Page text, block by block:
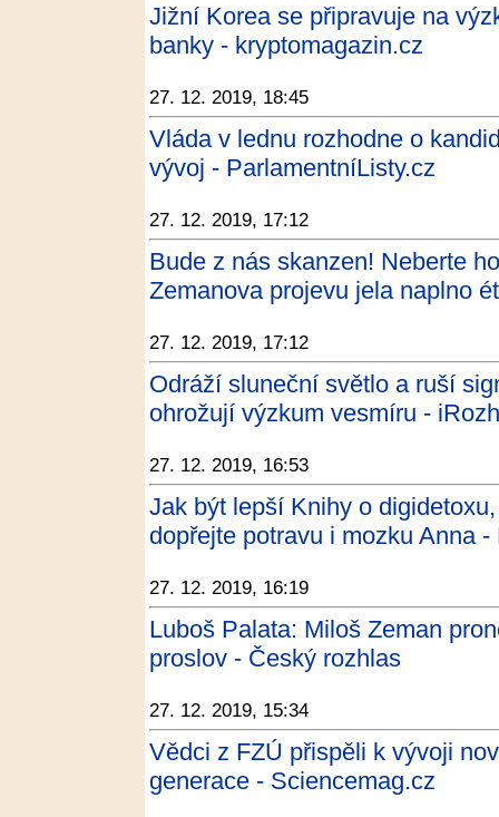
Jižní Korea se připravuje na
banky - kryptomagazin.cz
27. 12. 2019, 18:45
Vláda v lednu rozhodne o
vývoj - ParlamentníListy.cz
27. 12. 2019, 17:12
Bude z nás skanzen! Neberte
Zemanova projevu jela naplno
27. 12. 2019, 17:12
Odráží sluneční světlo a ruší
ohrožují výzkum vesmíru -
27. 12. 2019, 16:53
Jak být lepší Knihy o
dopřejte potravu i mozku Anna
27. 12. 2019, 16:19
Luboš Palata: Miloš Zeman
proslov - Český rozhlas
27. 12. 2019, 15:34
Vědci z FZÚ přispěli k vývoji
generace - Sciencemag.cz